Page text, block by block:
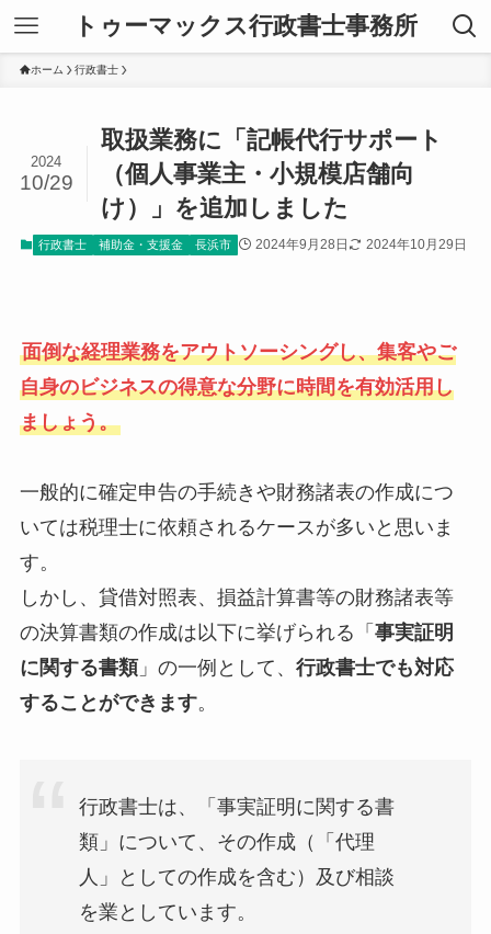
トゥーマックス行政書士事務所
ホーム 行政書士
取扱業務に「記帳代行サポート
（個人事業主・小規模店舗向
け）」を追加しました
2024
10/29
行政書士 補助金・支援金 長浜市 2024年9月28日 2024年10月29日
面倒な経理業務をアウトソーシングし、集客やご
自身のビジネスの得意な分野に時間を有効活用し
ましょう。
一般的に確定申告の手続きや財務諸表の作成につ
いては税理士に依頼されるケースが多いと思いま
す。
しかし、貸借対照表、損益計算書等の財務諸表等
の決算書類の作成は以下に挙げられる「 事実証明
に関する書類」の一例として、 行政書士でも対応
することができます。
行政書士は、「事実証明に関する書
類」について、その作成（「代理
人」としての作成を含む）及び相談
を業としています。